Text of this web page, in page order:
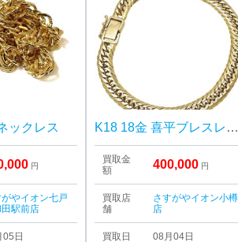
ックレス
円
がやイオン七戸
駅前店
05日
K18 18金 喜平ブレ
買取金
額
400,000 円
買取店
舗
さすがやイオン小樽
店
買取日 08月04日